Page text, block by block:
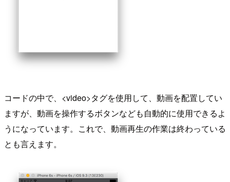
コードの中で、<video>タグを使用して、動画を配置してい
ますが、動画を操作するボタンなども自動的に使用できるよ
うになっています。これで、動画再生の作業は終わっている
とも言えます。